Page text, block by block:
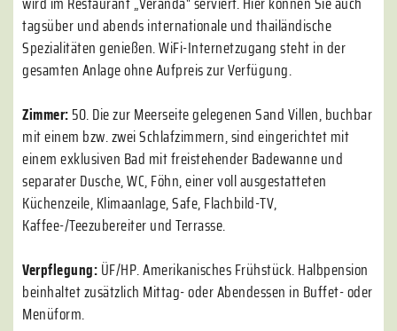
tagsüber und abends internationale und thailändische
Spezialitäten genießen. WiFi-Internetzugang steht in der
gesamten Anlage ohne Aufpreis zur Verfügung.
Zimmer:50. Die zur Meerseite gelegenen Sand Villen, buchbar
mit einem bzw. zwei Schlafzimmern, sind eingerichtet mit
einem exklusiven Bad mit freistehender Badewanne und
separater Dusche, WC, Föhn, einer voll ausgestatteten
Küchenzeile, Klimaanlage, Safe, Flachbild-TV,
Kaffee-/Teezubereiter und Terrasse.
Verpflegung:ÜF/HP. Amerikanisches Frühstück. Halbpension
beinhaltet zusätzlich Mittag- oder Abendessen in Buffet- oder
Menüform.